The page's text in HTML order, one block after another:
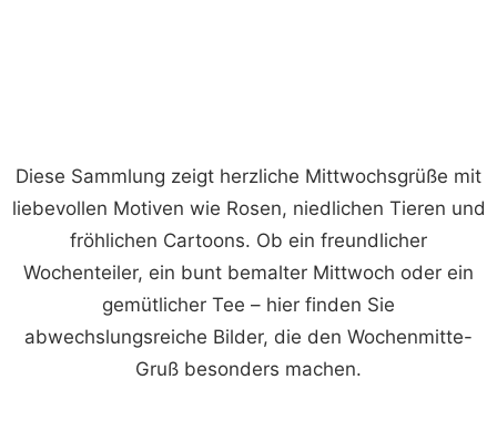
Diese Sammlung zeigt herzliche Mittwochsgrüße mit
liebevollen Motiven wie Rosen, niedlichen Tieren und
fröhlichen Cartoons. Ob ein freundlicher
Wochenteiler, ein bunt bemalter Mittwoch oder ein
gemütlicher Tee – hier finden Sie
abwechslungsreiche Bilder, die den Wochenmitte-
Gruß besonders machen.